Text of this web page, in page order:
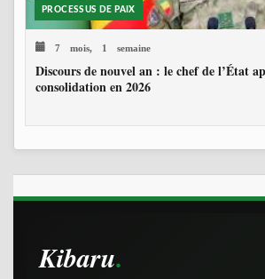
PROCESSUS DE PAIX
7 mois, 1 semaine
Discours de nouvel an : le chef de l’État
consolidation en 2026
Kibaru